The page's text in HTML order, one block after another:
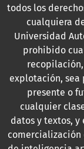
todos los
cualquiera
Universidad
prohibido
explotación, sea
presente o
cualquier
datos y textos,
comercialización